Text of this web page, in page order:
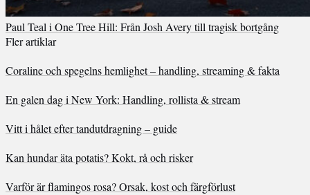
Paul Teal i One Tree Hill: Från Josh Avery till tragisk bortgång
Fler artiklar
Coraline och spegelns hemlighet – handling, streaming & fakta
En galen dag i New York: Handling, rollista & stream
Vitt i hålet efter tandutdragning – guide
Kan hundar äta potatis? Kokt, rå och risker
Varför är flamingos rosa? Orsak, kost och färgförlust